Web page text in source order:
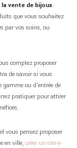
vente de bijoux.
que vous souhaitez
par vos soins, ou
comptez proposer
de savoir si vous
ou d’entrée de
pratiquer pour attirer
vous pensez proposer
en ville, créer un site e-